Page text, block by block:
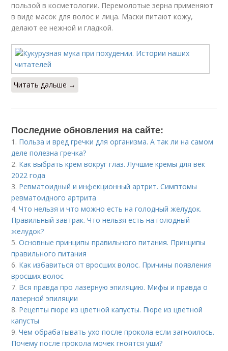
пользой в косметологии. Перемолотые зерна применяют
в виде масок для волос и лица. Маски питают кожу,
делают ее нежной и гладкой.
Читать дальше →
Последние обновления на сайте:
1. Польза и вред гречки для организма. А так ли на самом
деле полезна гречка?
2. Как выбрать крем вокруг глаз. Лучшие кремы для век
2022 года
3. Ревматоидный и инфекционный артрит. Симптомы
ревматоидного артрита
4.Что нельзя и что можно есть на голодный желудок.
Правильный завтрак. Что нельзя есть на голодный
желудок?
5.Основные принципы правильного питания. Принципы
правильного питания
6. Как избавиться от вросших волос. Причины появления
вросших волос
7. Вся правда про лазерную эпиляцию. Мифы и правда о
лазерной эпиляции
8. Рецепты пюре из цветной капусты. Пюре из цветной
капусты
9.Чем обрабатывать ухо после прокола если загноилось.
Почему после прокола мочек гноятся уши?